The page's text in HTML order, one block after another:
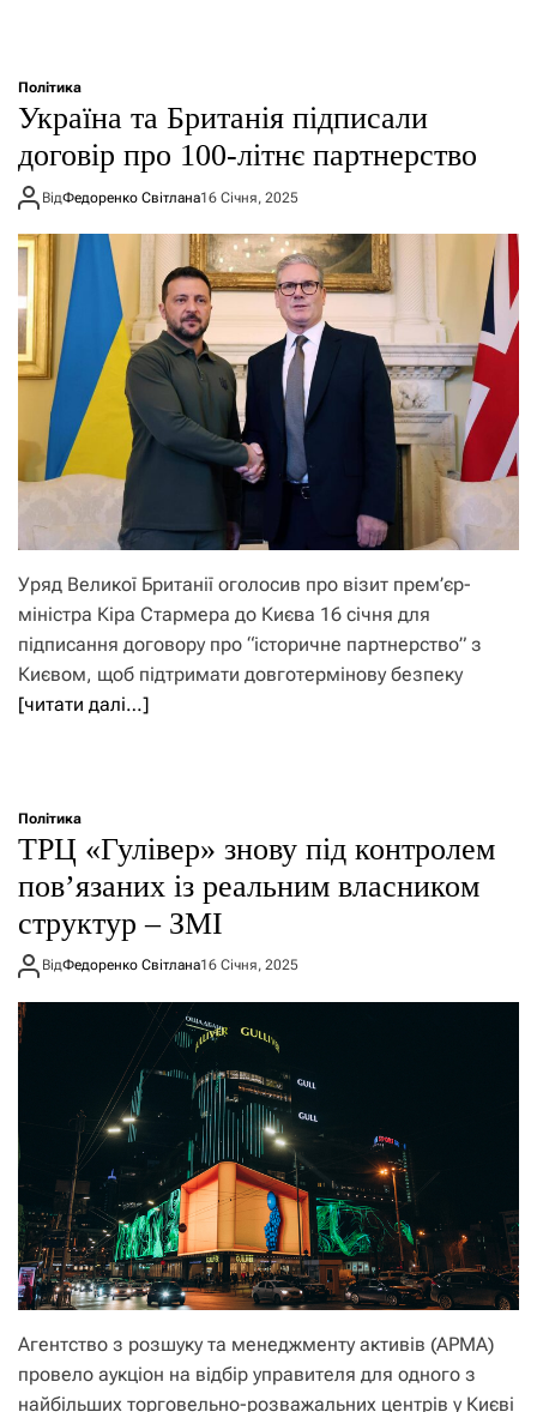
Політика
Україна та Британія підписали
договір про 100-літнє партнерство
ВідФедоренко Світлана16 Січня, 2025
Уряд Великої Британії оголосив про візит прем’єр-
міністра Кіра Стармера до Києва 16 січня для
підписання договору про “історичне партнерство” з
Києвом, щоб підтримати довготермінову безпеку
[читати далі…]
Політика
ТРЦ «Гулівер» знову під контролем
пов’язаних із реальним власником
структур – ЗМІ
ВідФедоренко Світлана16 Січня, 2025
Агентство з розшуку та менеджменту активів (АРМА)
провело аукціон на відбір управителя для одного з
найбільших торговельно-розважальних центрів у Києві